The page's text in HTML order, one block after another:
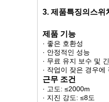
3. 제품특징의 스위
제품 기능
· 좋은 호환성
· 안정적인 성능
· 무료 유지 보수 및
· 작업이 잦은 경우에
근무 조건
· 고도: ≤2000m
· 지진 강도: ≤8도